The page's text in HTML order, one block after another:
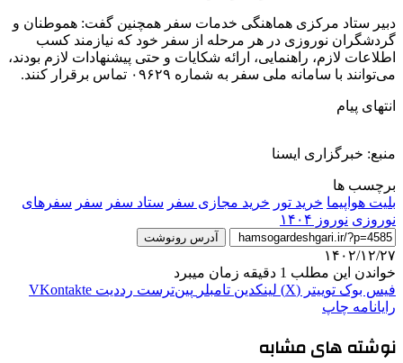
دبیر ستاد مرکزی هماهنگی خدمات سفر همچنین گفت: هموطنان و
گردشگران نوروزی در هر مرحله از سفر خود که نیازمند کسب
اطلاعات لازم، راهنمایی، ارائه شکایات و حتی پیشنهادات لازم بودند،
می‌توانند با سامانه ملی سفر به شماره ۰۹۶۲۹ تماس برقرار کنند.
انتهای پیام
منبع: خبرگزاری ایسنا
برچسب ها
بلیت هواپیما خرید تور خرید مجازی سفر ستاد سفر سفر سفرهای
نوروزی نوروز ۱۴۰۴
آدرس رونوشت
۱۴۰۲/۱۲/۲۷
خواندن این مطلب 1 دقیقه زمان میبرد
فیس بوک توییتر (X) لینکدین ‫تامبلر ‫پین‌ترست ‫رددیت ‫VKontakte
رایانامه چاپ
نوشته های مشابه